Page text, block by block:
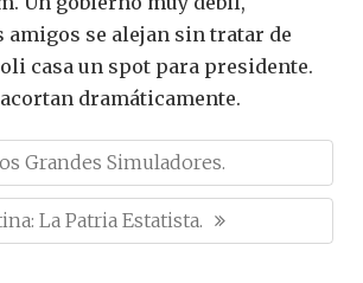
amigos se alejan sin tratar de
casa un spot para presidente.
dramáticamente.
Grandes Simuladores.
La Patria Estatista.